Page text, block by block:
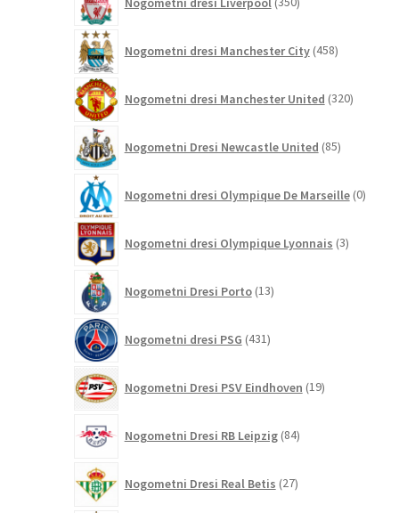
izdelkov
Nogometni dresi Manchester City 458izdelkov
Nogometni dresi Manchester United 320izdelkov
Nogometni Dresi Newcastle United 85izdelkov
Nogometni dresi Olympique De Marseille 0
Nogometni dresi Olympique Lyonnais 3izdelki
Nogometni Dresi Porto 13izdelkov
Nogometni dresi PSG 431izdelkov
Nogometni Dresi PSV Eindhoven 19izdelkov
Nogometni Dresi RB Leipzig 84izdelkov
Nogometni Dresi Real Betis 27izdelkov